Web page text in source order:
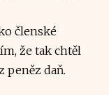
členské
že tak chtěl
peněz daň.